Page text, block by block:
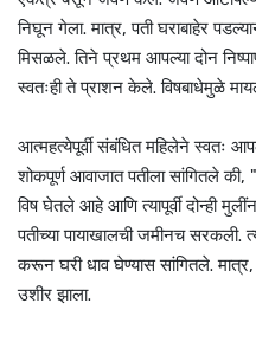
निघून गेला. मात्र, पती घराबाहेर
मिसळले. तिने प्रथम आपल्या दोन
स्वतःही ते प्राशन केले. विषबाधेमुळे
आत्महत्येपूर्वी संबंधित महिलेने स्वतः
शोकपूर्ण आवाजात पतीला सांगितले की,
विष घेतले आहे आणि त्यापूर्वी दोन्ही
पतीच्या पायाखालची जमीनच सरकली.
करून घरी धाव घेण्यास सांगितले. मात्र,
उशीर झाला.